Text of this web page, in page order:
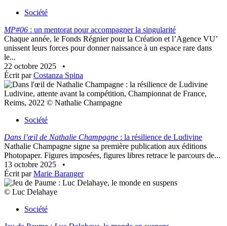
Société
MP#06 : un mentorat pour accompagner la singularité
Chaque année, le Fonds Régnier pour la Création et l’Agence VU’
unissent leurs forces pour donner naissance à un espace rare dans
le...
22 octobre 2025
•
Écrit parCostanza Spina
Ludivine, attente avant la compétition, Championnat de France,
Reims, 2022 © Nathalie Champagne
Société
Dans l’œil de Nathalie Champagne : la résilience de Ludivine
Nathalie Champagne signe sa première publication aux éditions
Photopaper. Figures imposées, figures libres retrace le parcours de...
13 octobre 2025
•
Écrit parMarie Baranger
© Luc Delahaye
Société